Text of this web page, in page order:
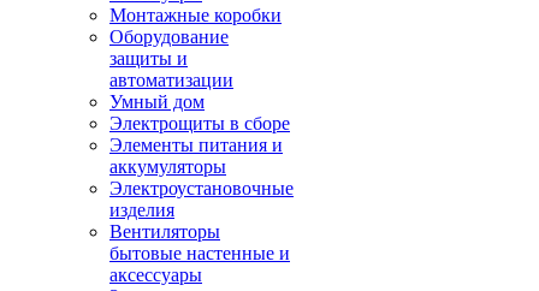
Монтажные коробки
Оборудование
защиты и
автоматизации
Умный дом
Электрощиты в сборе
Элементы питания и
аккумуляторы
Электроустановочные
изделия
Вентиляторы
бытовые настенные и
аксессуары